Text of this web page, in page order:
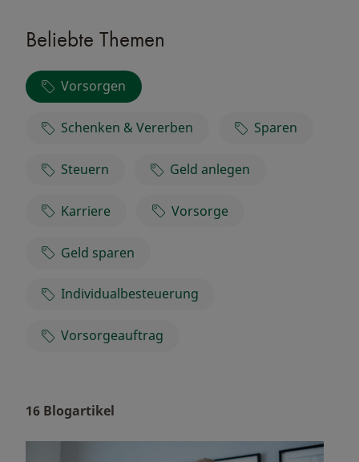
Beliebte Themen
Vorsorgen
Schenken & Vererben Sparen
Steuern Geld anlegen
Karriere Vorsorge
Geld sparen
Individualbesteuerung
Vorsorgeauftrag
16 Blogartikel